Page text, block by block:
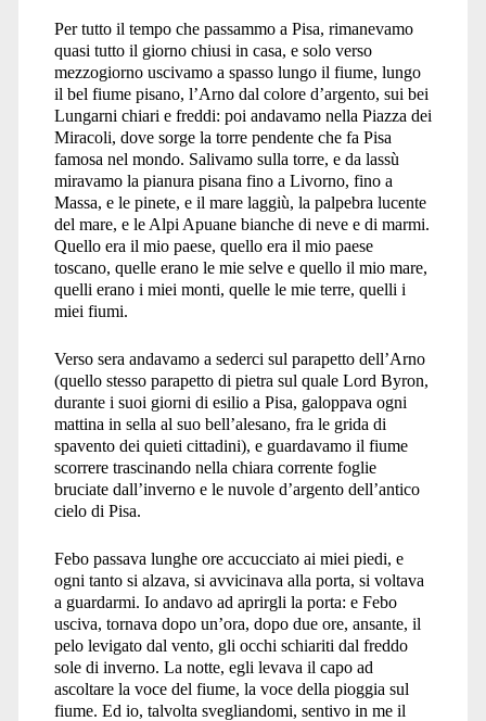
Per tutto il tempo che passammo a Pisa, rimanevamo
quasi tutto il giorno chiusi in casa, e solo verso
mezzogiorno uscivamo a spasso lungo il fiume, lungo
il bel fiume pisano, l’Arno dal colore d’argento, sui bei
Lungarni chiari e freddi: poi andavamo nella Piazza dei
Miracoli, dove sorge la torre pendente che fa Pisa
famosa nel mondo. Salivamo sulla torre, e da lassù
miravamo la pianura pisana fino a Livorno, fino a
Massa, e le pinete, e il mare laggiù, la palpebra lucente
del mare, e le Alpi Apuane bianche di neve e di marmi.
Quello era il mio paese, quello era il mio paese
toscano, quelle erano le mie selve e quello il mio mare,
quelli erano i miei monti, quelle le mie terre, quelli i
miei fiumi.
Verso sera andavamo a sederci sul parapetto dell’Arno
(quello stesso parapetto di pietra sul quale Lord Byron,
durante i suoi giorni di esilio a Pisa, galoppava ogni
mattina in sella al suo bell’alesano, fra le grida di
spavento dei quieti cittadini), e guardavamo il fiume
scorrere trascinando nella chiara corrente foglie
bruciate dall’inverno e le nuvole d’argento dell’antico
cielo di Pisa.
Febo passava lunghe ore accucciato ai miei piedi, e
ogni tanto si alzava, si avvicinava alla porta, si voltava
a guardarmi. Io andavo ad aprirgli la porta: e Febo
usciva, tornava dopo un’ora, dopo due ore, ansante, il
pelo levigato dal vento, gli occhi schiariti dal freddo
sole di inverno. La notte, egli levava il capo ad
ascoltare la voce del fiume, la voce della pioggia sul
fiume. Ed io, talvolta svegliandomi, sentivo in me il